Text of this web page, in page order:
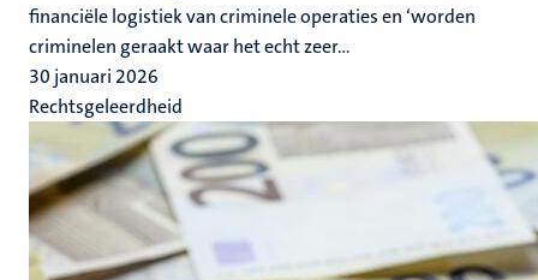
financiële logistiek van criminele operaties en ‘worden
criminelen geraakt waar het echt zeer...
30 januari 2026
Rechtsgeleerdheid